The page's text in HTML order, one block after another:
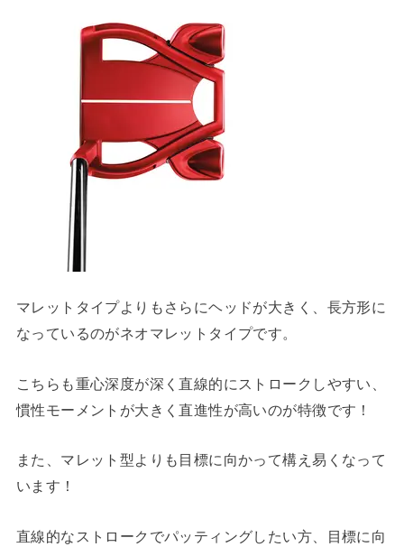
マレットタイプよりもさらにヘッドが大きく、長方形に
なっているのがネオマレットタイプです。
こちらも重心深度が深く直線的にストロークしやすい、
慣性モーメントが大きく直進性が高いのが特徴です！
また、マレット型よりも目標に向かって構え易くなって
います！
直線的なストロークでパッティングしたい方、目標に向